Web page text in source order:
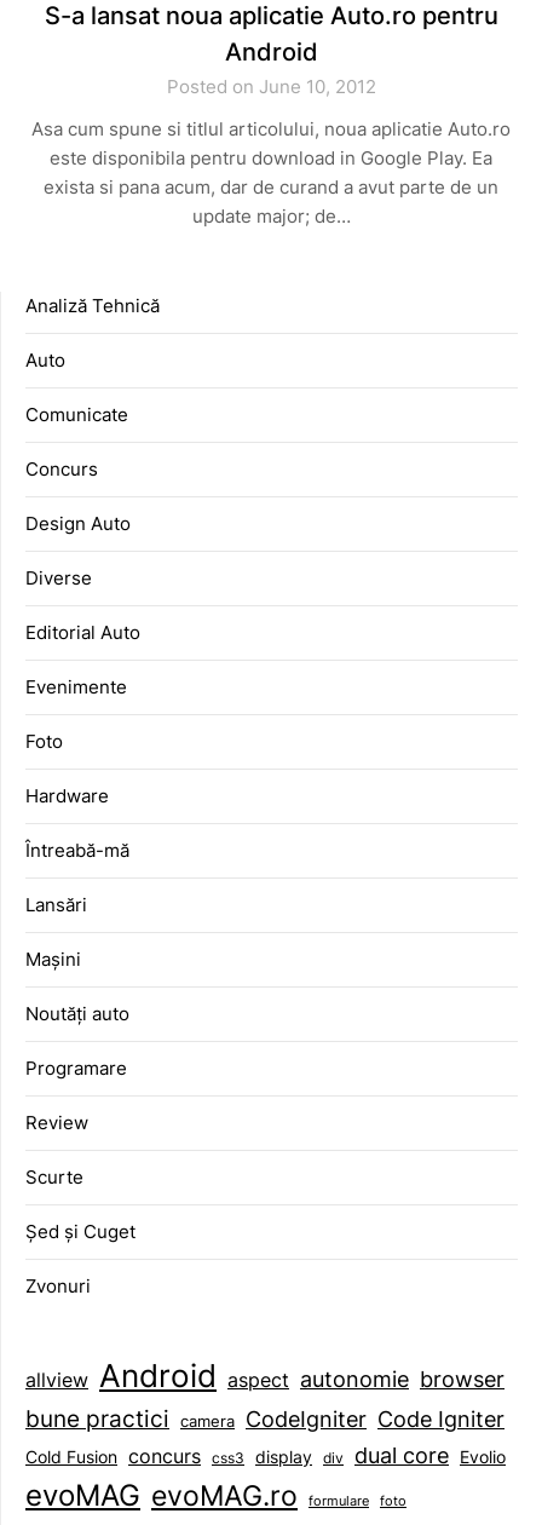
S-a lansat noua aplicatie Auto.ro pentru
Android
Posted on June 10, 2012
Asa cum spune si titlul articolului, noua aplicatie Auto.ro
este disponibila pentru download in Google Play. Ea
exista si pana acum, dar de curand a avut parte de un
update major; de…
Analiză Tehnică
Auto
Comunicate
Concurs
Design Auto
Diverse
Editorial Auto
Evenimente
Foto
Hardware
Întreabă-mă
Lansări
Mașini
Noutăți auto
Programare
Review
Scurte
Șed și Cuget
Zvonuri
allview Android aspect autonomie browser
bune practici camera CodeIgniter Code Igniter
Cold Fusion concurs css3 display div dual core Evolio
evoMAG evoMAG.ro formulare foto